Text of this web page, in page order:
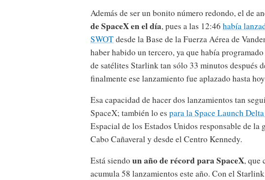
Además de ser un bonito número redondo, el de
de SpaceX en el día, pues a las 12:46 había
SWOTdesde la Base de la Fuerza Aérea de
haber habido un tercero, ya que había
de satélites Starlink tan sólo 33 minutos después
finalmente ese lanzamiento fue aplazado hasta
Esa capacidad de hacer dos lanzamientos tan
SpaceX; también lo es para la Space Launch
Espacial de los Estados Unidos responsable de la
Cabo Cañaveral y desde el Centro Kennedy.
Está siendo un año de récord para SpaceX, que
acumula 58 lanzamientos este año. Con el